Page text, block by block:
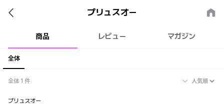
プリュスオー
サロン品質にこだわったブランド
商品 レビュー マガジン
全体
全体 1 件
プリュスオー